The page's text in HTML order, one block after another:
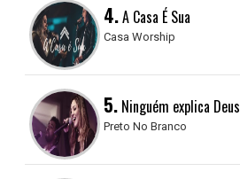
4.A Casa É Sua
Casa Worship
5. Ninguém explica Deus
Preto No Branco